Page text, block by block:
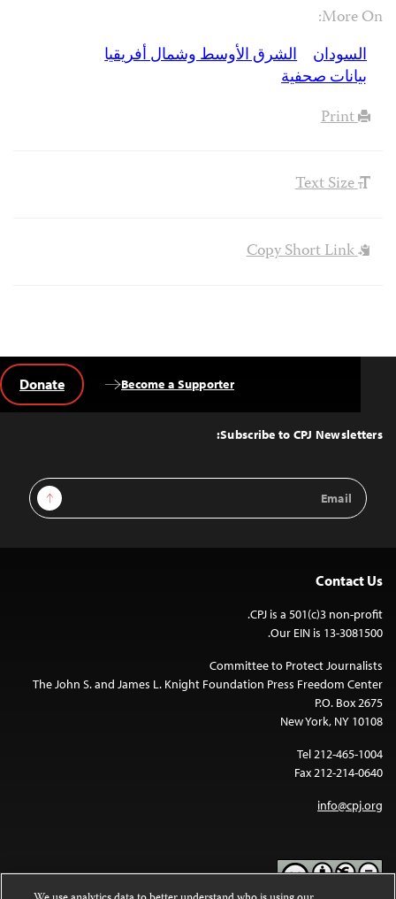
More On:
السودان
الشرق الأوسط وشمال أفريقيا
بيانات صحفية
Print
Text Size
Copy Short Link
Top
Subscribe to CPJ Newsletters:
Email
Address
Sign Up
Become a Supporter
Donate
Contact Us
CPJ is a 501(c)3 non-profit.
Our EIN is 13-3081500.
Committee to Protect Journalists
The John S. and James L. Knight Foundation Press Freedom Center
P.O. Box 2675
New York, NY 10108
Tel 212-465-1004
Fax 212-214-0640
info@cpj.org